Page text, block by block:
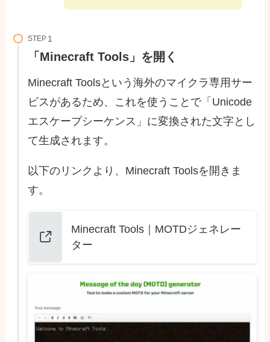
STEP
「Minecraft Tools」を開く
Minecraft Toolsという海外のマイクラ専用サー
ビスがあるため、これを使うことで「Unicode
エスケープシーケンス」に変換された文字とし
て生成されます。
以下のリンクより、Minecraft Toolsを開きま
す。
Minecraft Tools｜MOTDジェネレー
ター